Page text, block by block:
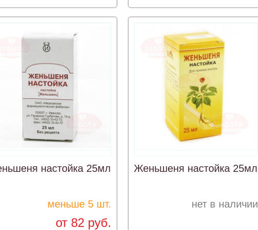
настойка 25мл
меньше 5 шт.
от 82 руб.
Женьшеня настойка 25мл
нет в наличии